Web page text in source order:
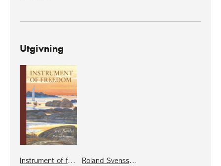
Utgivning
Instrument of freedom Roland Svensson ömänniskan